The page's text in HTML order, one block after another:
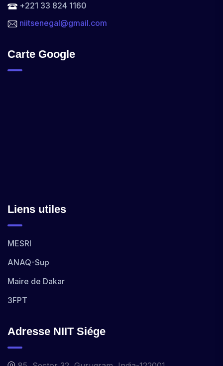
+221 33 824 1160
niitsenegal@gmail.com
Carte Google
Liens utiles
MESRI
ANAQ-Sup
Maire de Dakar
3FPT
Adresse NIIT Siége